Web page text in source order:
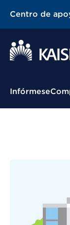
Centro de
Menú
Infórmese